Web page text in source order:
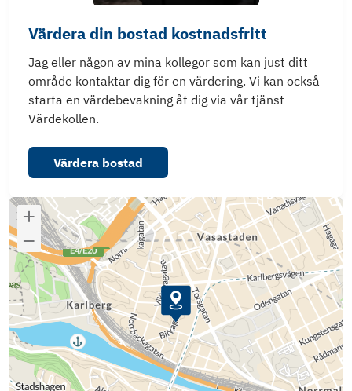
Värdera din bostad kostnadsfritt
Jag eller någon av mina kollegor som kan just ditt
område kontaktar dig för en värdering. Vi kan också
starta en värdebevakning åt dig via vår tjänst
Värdekollen.
Värdera bostad